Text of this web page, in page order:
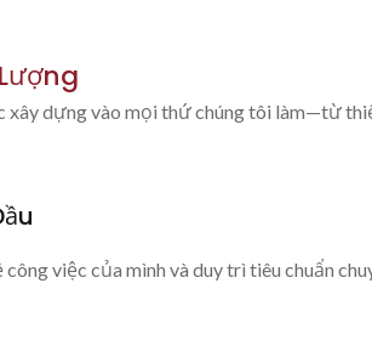
dựng vào mọi thứ chúng tôi làm—từ
việc của mình và duy trì tiêu chuẩn